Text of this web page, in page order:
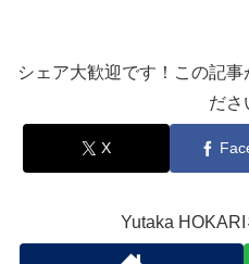
シェア大歓迎です！この記
ださ
X
Yutaka